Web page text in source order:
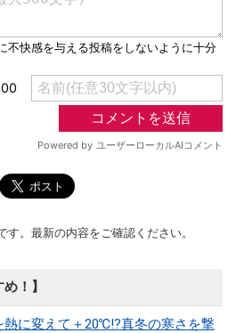
。最新の内容をご確認ください。
！】
熱に変えて＋20℃!?真冬の寒さを撃